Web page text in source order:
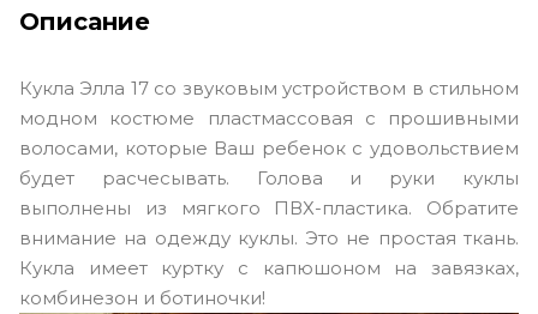
Описание
Кукла Элла 17 со звуковым устройством в стильном
модном костюме пластмассовая с прошивными
волосами, которые Ваш ребенок с удовольствием
будет расчесывать. Голова и руки куклы
выполнены из мягкого ПВХ-пластика. Обратите
внимание на одежду куклы. Это не простая ткань.
Кукла имеет куртку с капюшоном на завязках,
комбинезон и ботиночки!